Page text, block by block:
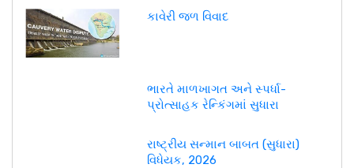
કાવેરી જળ વિવાદ
ભારતે માળખાગત અને સ્પર્ધા-
પ્રોત્સાહક રેન્કિંગમાં સુધારા
રાષ્ટ્રીય સન્માન બાબત (સુધારા)
વિધેયક, 2026